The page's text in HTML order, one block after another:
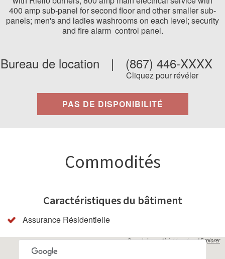
400 amp sub-panel for second floor and other smaller sub-
panels; men's and ladies washrooms on each level; security
and fire alarm control panel.
Bureau de location | (867) 446-XXXX
Cliquez pour révéler
PAS DE DISPONIBILITÉ
Commodités
Caractéristiques du bâtiment
Assurance Résidentielle
Propulsés parNeighbourhood Explorer